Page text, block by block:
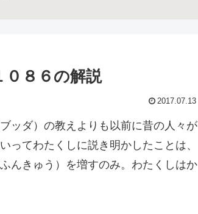
８６の解説
2017.07.13
ッダ）の教えよりも以前に昔の人々が
ってわたくしに説き明かしたことは、
んきゅう）を増すのみ。わたくしはか